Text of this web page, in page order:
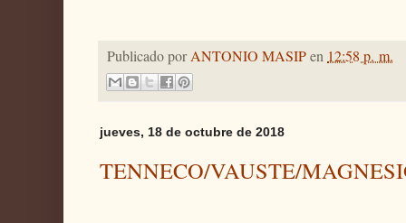
Publicado porANTONIO MASIPen 12:58 p. m.
jueves, 18 de octubre de 2018
TENNECO/VAUSTE/